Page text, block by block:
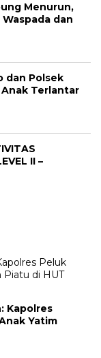
Menurun,
dan
dan Polsek
Terlantar
II –
Kapolres
Yatim